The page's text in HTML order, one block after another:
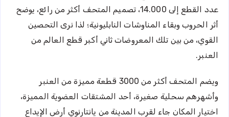
عدد القطع إلى 14.000، تصميم المتحف أكثر من رائع، يوضح
أثر الحروب وبقاء المناوشات النابليونية؛ لذا نرى التحصين
القوي، من بين تلك المعروضات ثاني أكبر قطع العالم من
العنبر.
ويضم المتحف أكثر من 3000 قطعة مميزة من العنبر
وأشهرهم سحلية صغيرة، أحد المشتقات العضوية المميزة،
اختيار المكان جاء لقرب المدينة من يانتارنوي أرض الإيداع